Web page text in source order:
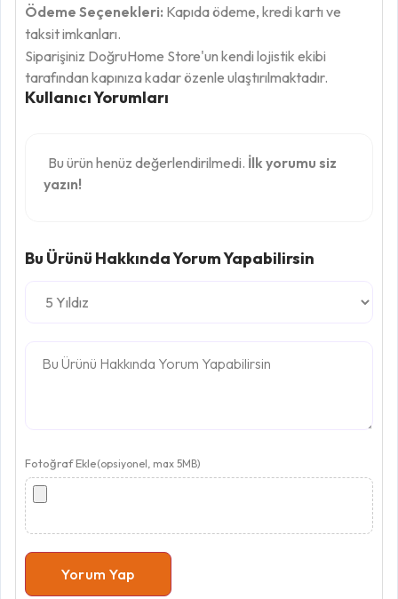
Ödeme Seçenekleri: Kapıda ödeme, kredi kartı ve
taksit imkanları.
Siparişiniz DoğruHome Store'un kendi lojistik ekibi
tarafından kapınıza kadar özenle ulaştırılmaktadır.
Kullanıcı Yorumları
Bu ürün henüz değerlendirilmedi. İlk yorumu siz
yazın!
Bu Ürünü Hakkında Yorum Yapabilirsin
Fotoğraf Ekle(opsiyonel, max 5MB)
Yorum Yap